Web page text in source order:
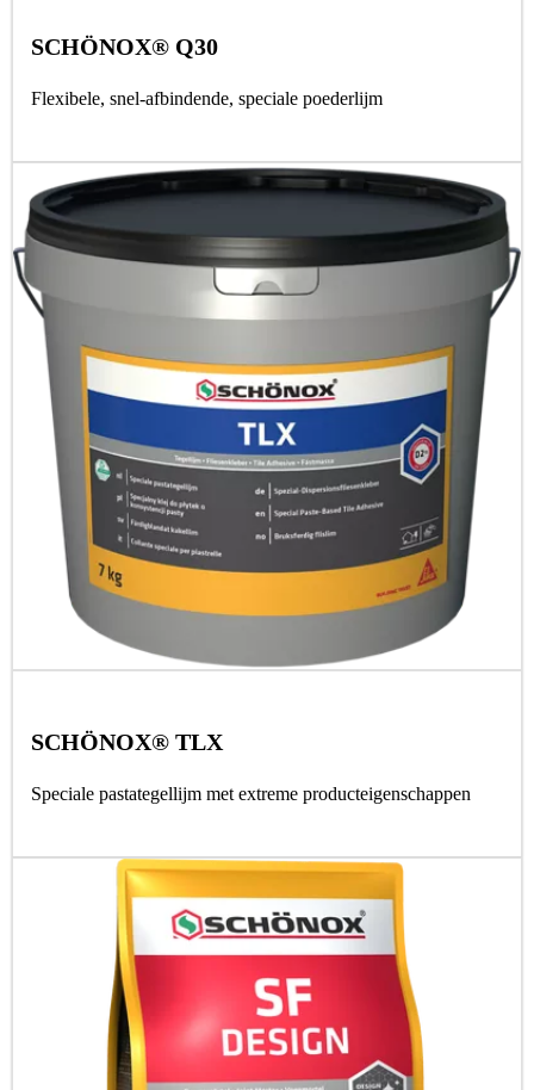
SCHÖNOX® Q30
Flexibele, snel-afbindende, speciale poederlijm
SCHÖNOX® TLX
Speciale pastategellijm met extreme producteigenschappen